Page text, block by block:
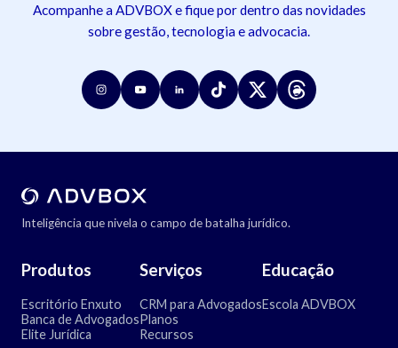
Acompanhe a ADVBOX e fique por dentro das novidades
sobre gestão, tecnologia e advocacia.
Inteligência que nivela o campo de batalha jurídico.
Produtos
Escritório Enxuto
Banca de Advogados
Elite Jurídica
Serviços
CRM para Advogados
Planos
Recursos
Educação
Escola ADVBOX